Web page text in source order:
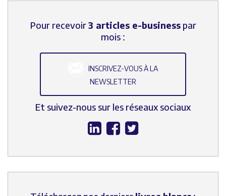
Pour recevoir3 articles e-businesspar
mois :
INSCRIVEZ-VOUS À LA
NEWSLETTER
Et suivez-nous sur les réseaux sociaux